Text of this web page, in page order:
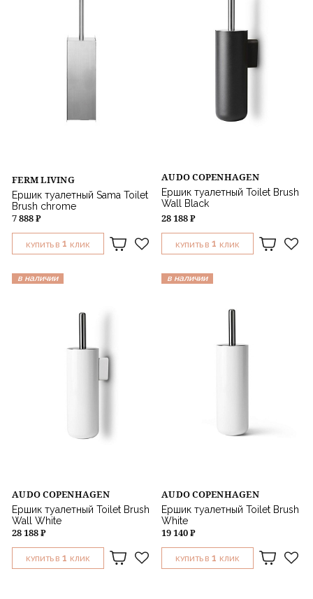
FERM LIVING
Ершик туалетный Sama Toilet
Brush chrome
7 888 ₽
КУПИТЬ В 1 КЛИК
AUDO COPENHAGEN
Ершик туалетный Toilet Brush
Wall Black
28 188 ₽
КУПИТЬ В 1 КЛИК
в наличии
AUDO COPENHAGEN
Ершик туалетный Toilet Brush
Wall White
28 188 ₽
КУПИТЬ В 1 КЛИК
в наличии
AUDO COPENHAGEN
Ершик туалетный Toilet Brush
White
19 140 ₽
КУПИТЬ В 1 КЛИК